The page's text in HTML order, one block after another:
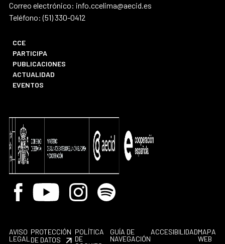
Correo electrónico: info.ccelima@aecid.es
Teléfono: (51) 330-0412
CCE
PARTICIPA
PUBLICACIONES
ACTUALIDAD
EVENTOS
Facebook
Youtube InstagramSpotify
AVISO
LEGAL
PROTECCIÓN
DE DATOS
POLÍTICA
DE
GUÍA DE
NAVEGACIÓN
ACCESIBILIDADMAPA
WEB